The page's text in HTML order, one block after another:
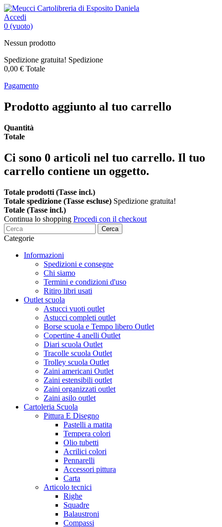
Accedi
0 (vuoto)
Nessun prodotto
Spedizione gratuita! Spedizione
0,00 € Totale
Pagamento
Prodotto aggiunto al tuo carrello
Quantità
Totale
Ci sono 0 articoli nel tuo carrello. Il tuo
carrello contiene un oggetto.
Totale prodotti (Tasse incl.)
Totale spedizione (Tasse escluse) Spedizione gratuita!
Totale (Tasse incl.)
Continua lo shopping Procedi con il checkout
Cerca
Categorie
Informazioni
Spedizioni e consegne
Chi siamo
Termini e condizioni d'uso
Ritiro libri usati
Outlet scuola
Astucci vuoti outlet
Astucci completi outlet
Borse scuola e Tempo libero Outlet
Copertine 4 anelli Outlet
Diari scuola Outlet
Tracolle scuola Outlet
Trolley scuola Outlet
Zaini americani Outlet
Zaini estensibili outlet
Zaini organizzati outlet
Zaini asilo outlet
Cartoleria Scuola
Pittura E Disegno
Pastelli a matita
Tempera colori
Olio tubetti
Acrilici colori
Pennarelli
Accessori pittura
Carta
Articolo tecnici
Righe
Squadre
Balaustroni
Compassi